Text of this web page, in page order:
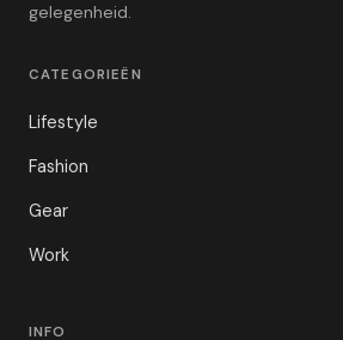
gelegenheid.
CATEGORIEËN
Lifestyle
Fashion
Gear
Work
INFO